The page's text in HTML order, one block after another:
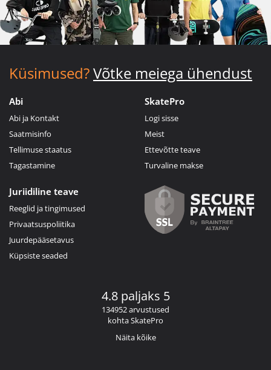
Küsimused?Võtke meiega ühendust
Abi
Abi ja Kontakt
Saatmisinfo
Tellimuse staatus
Tagastamine
SkatePro
Logi sisse
Meist
Ettevõtte teave
Turvaline makse
Juriidiline teave
Reeglid ja tingimused
Privaatsuspoliitika
Juurdepääsetavus
Küpsiste seaded
4.8 paljaks 5
134952 arvustused
kohta SkatePro
Näita kõike